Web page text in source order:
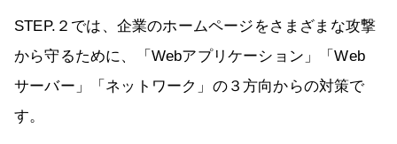
STEP.２では、企業のホームページをさまざまな攻撃
から守るために、「Webアプリケーション」「Web
サーバー」「ネットワーク」の３方向からの対策で
す。